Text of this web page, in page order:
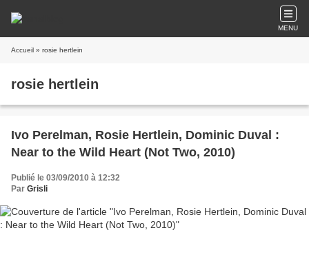
MENU
Accueil » rosie hertlein
rosie hertlein
Ivo Perelman, Rosie Hertlein, Dominic Duval :
Near to the Wild Heart (Not Two, 2010)
Publié le 03/09/2010 à 12:32
Par Grisli